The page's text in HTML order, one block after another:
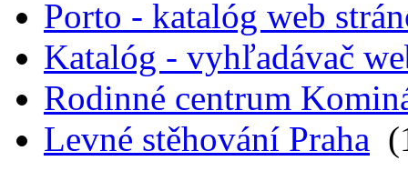
Porto - katalóg web
Katalóg - vyhľadávač
Rodinné centrum
Levné stěhování Praha